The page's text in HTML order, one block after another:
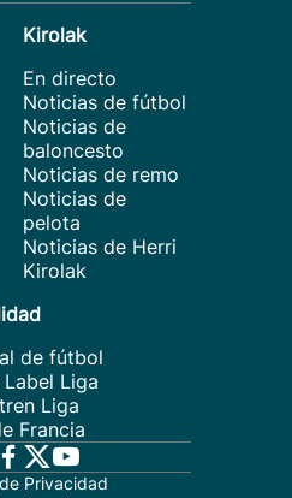
Kirolak
En directo
Noticias de fútbol
Noticias de
baloncesto
Noticias de remo
Noticias de
pelota
Noticias de Herri
Kirolak
de fútbol
Label Liga
Liga
Francia
Privacidad